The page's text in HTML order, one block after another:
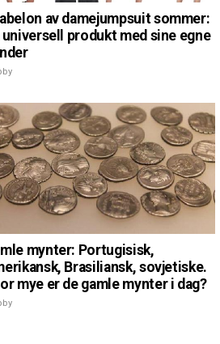
av damejumpsuit sommer:
universell produkt med sine egne
mynter: Portugisisk,
Brasiliansk, sovjetiske.
mye er de gamle mynter i dag?